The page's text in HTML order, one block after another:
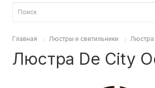
Главная Люстры и светильники Люстра
Люстра De City